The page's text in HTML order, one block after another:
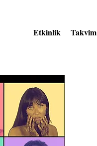
Etkinlik Takvim